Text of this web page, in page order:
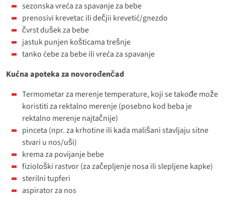
sezonska vreća za spavanje za bebe
prenosivi krevetac ili dečjii krevetić/gnezdo
čvrst dušek za bebe
jastuk punjen košticama trešnje
tanko ćebe za bebe ili vreća za spavanje
Kućna apoteka za novorođenčad
Termometar za merenje temperature, koji se takođe može
koristiti za rektalno merenje (posebno kod beba je
rektalno merenje najtačnije)
pinceta (npr. za krhotine ili kada mališani stavljaju sitne
stvari u nos/uši)
krema za povijanje bebe
fiziološki rastvor (za začepljenje nosa ili slepljene kapke)
sterilni tupferi
aspirator za nos